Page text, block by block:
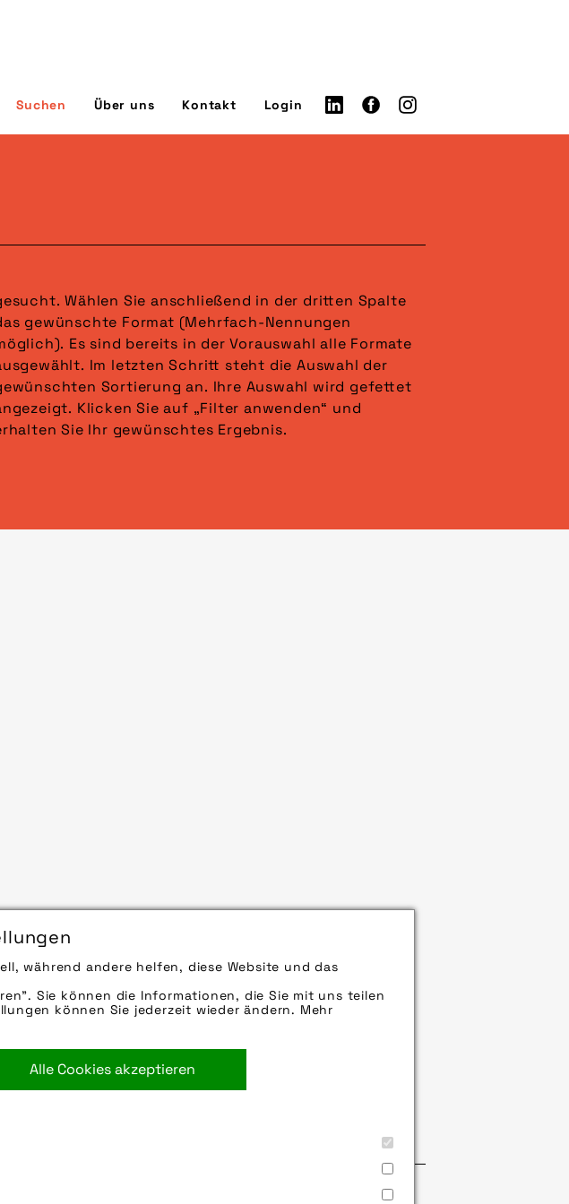
während andere helfen, diese Website und das
Sie können die Informationen, die Sie mit uns teilen
können Sie jederzeit wieder ändern. Mehr
Alle Cookies akzeptieren
Suchen Über uns Kontakt Login
Sie Ihr gewünschtes Ergebnis.
sich in Einsatzzweck und Befestigungsart. Der